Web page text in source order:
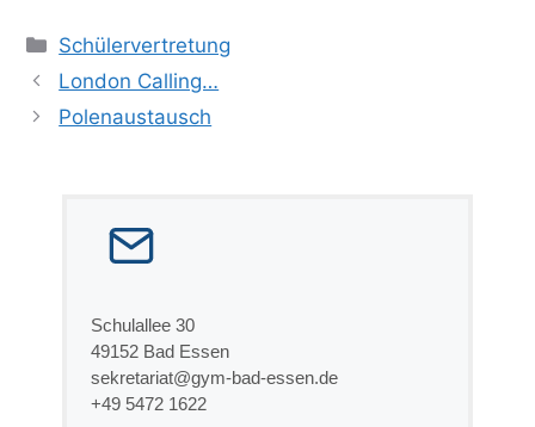
Kategorien
Schülervertretung
London Calling…
Polenaustausch
Schulallee 30
49152 Bad Essen
sekretariat@gym-bad-essen.de
+49 5472 1622